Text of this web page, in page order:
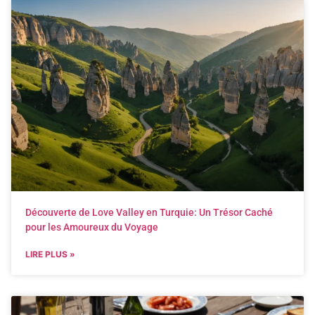
Découverte de Love Valley en Turquie: Un Trésor Caché
pour les Amoureux du Voyage
LIRE PLUS »